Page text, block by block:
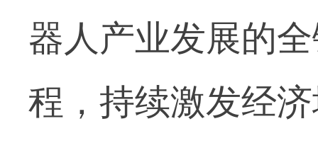
器人产业发展的
程，持续激发经